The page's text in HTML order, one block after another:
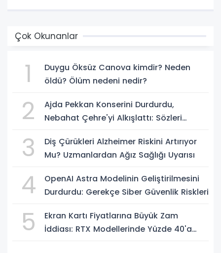
Çok Okunanlar
1
Duygu Öksüz Canova kimdir? Neden
öldü? Ölüm nedeni nedir?
2
Ajda Pekkan Konserini Durdurdu,
Nebahat Çehre'yi Alkışlattı: Sözleri
3
Diş Çürükleri Alzheimer Riskini Artırıyor
Mu? Uzmanlardan Ağız Sağlığı Uyarısı
4
OpenAI Astra Modelinin Geliştirilmesini
Durdurdu: Gerekçe Siber Güvenlik Riskleri
5
Ekran Kartı Fiyatlarına Büyük Zam
İddiası: RTX Modellerinde Yüzde 40'a